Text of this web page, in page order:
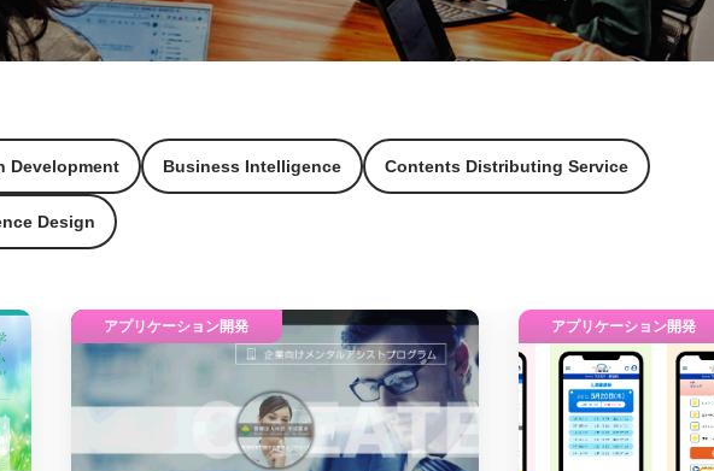
Development Business Intelligence Contents Distributing Service
Design
アプリケーション開発 アプリケーション開発